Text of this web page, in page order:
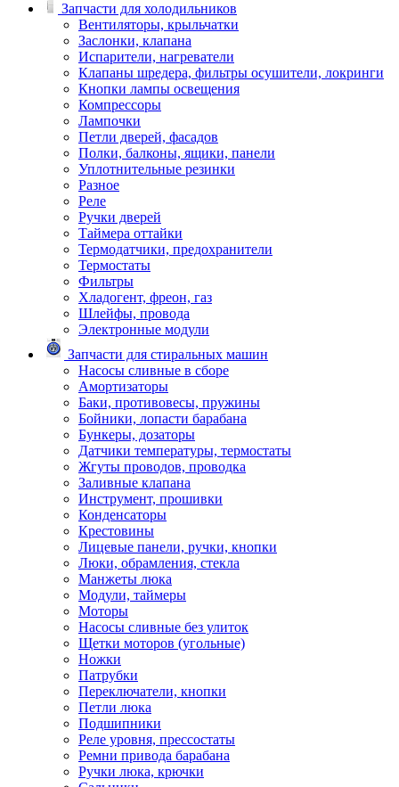
Запчасти для холодильников
Вентиляторы, крыльчатки
Заслонки, клапана
Испарители, нагреватели
Клапаны шредера, фильтры осушители, локринги
Кнопки лампы освещения
Компрессоры
Лампочки
Петли дверей, фасадов
Полки, балконы, ящики, панели
Уплотнительные резинки
Разное
Реле
Ручки дверей
Таймера оттайки
Термодатчики, предохранители
Термостаты
Фильтры
Хладогент, фреон, газ
Шлейфы, провода
Электронные модули
Запчасти для стиральных машин
Насосы сливные в сборе
Амортизаторы
Баки, противовесы, пружины
Бойники, лопасти барабана
Бункеры, дозаторы
Датчики температуры, термостаты
Жгуты проводов, проводка
Заливные клапана
Инструмент, прошивки
Конденсаторы
Крестовины
Лицевые панели, ручки, кнопки
Люки, обрамления, стекла
Манжеты люка
Модули, таймеры
Моторы
Насосы сливные без улиток
Щетки моторов (угольные)
Ножки
Патрубки
Переключатели, кнопки
Петли люка
Подшипники
Реле уровня, прессостаты
Ремни привода барабана
Ручки люка, крючки